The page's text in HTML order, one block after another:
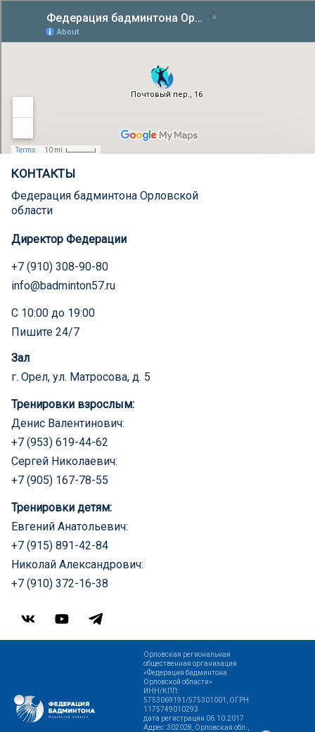
КОНТАКТЫ
Федерация бадминтона Орловской
области
Директор Федерации
+7 (910) 308-90-80
info@badminton57.ru
С 10:00 до 19:00
Пишите 24/7
Зал
г. Орел, ул. Матросова, д. 5
Тренировки взрослым:
Денис Валентинович:
+7 (953) 619-44-62
Сергей Николаевич:
+7 (905) 167-78-55
Тренировки детям:
Евгений Анатольевич:
+7 (915) 891-42-84
Николай Александрович:
+7 (910) 372-16-38
Орловская региональная
общественная организация
«Федерация бадминтона
Орловской области»
ИНН/КПП:
5753069191/575301001, ОГРН
1175749010293
дата регистрации 06.10.2017
Адрес: 302028, Орловская обл.,